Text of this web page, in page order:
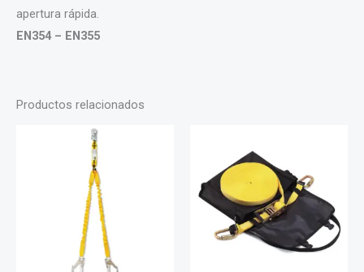
apertura rápida.
EN354 – EN355
Productos relacionados